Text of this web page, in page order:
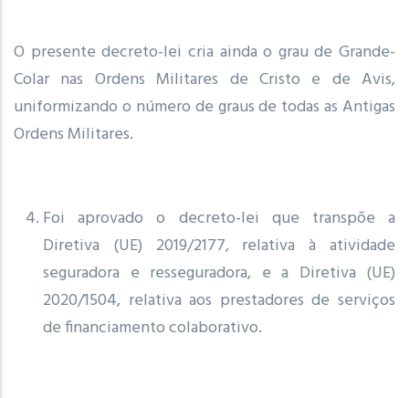
O presente decreto-lei cria ainda o grau de Grande-
Colar nas Ordens Militares de Cristo e de Avis,
uniformizando o número de graus de todas as Antigas
Ordens Militares.
Foi aprovado o decreto-lei que transpõe a
Diretiva (UE) 2019/2177, relativa à atividade
seguradora e resseguradora, e a Diretiva (UE)
2020/1504, relativa aos prestadores de serviços
de financiamento colaborativo.